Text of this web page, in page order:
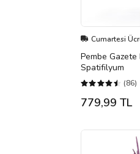
Cumartesi
Pembe Gazete
Spatifilyum
(86)
779,99 TL